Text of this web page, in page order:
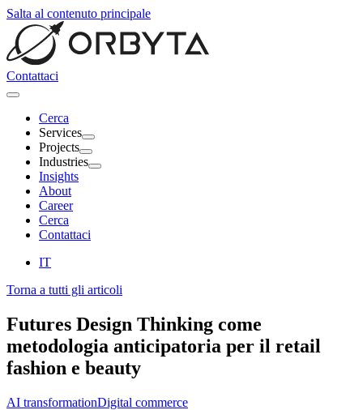
Salta al contenuto principale
Contattaci
Cerca
Services
Projects
Industries
Insights
About
Career
Cerca
Contattaci
IT
Torna a tutti gli articoli
Futures Design Thinking come
metodologia anticipatoria per il retail
fashion e beauty
AI transformationDigital commerce